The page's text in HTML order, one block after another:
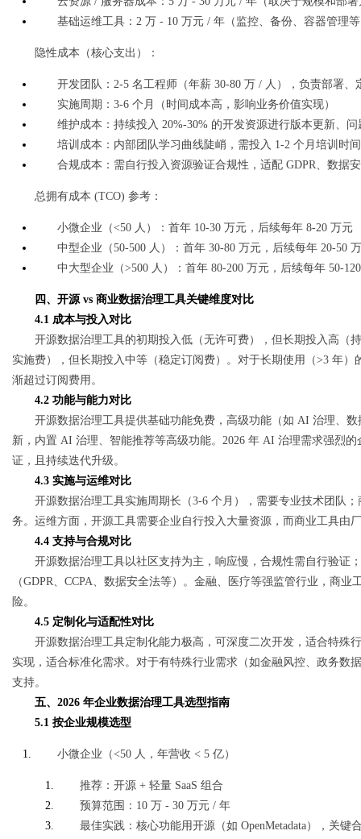
基础运维工具：2 万 - 10 万元 / 年（监控、备份、容器管理
隐性成本（核心支出）：
开发团队：2-5 名工程师（年薪 30-80 万 / 人），负责部署、
实施周期：3-6 个月（时间成本高，影响业务价值实现）
维护成本：持续投入 20%-30% 的开发资源进行版本更新、
培训成本：内部团队学习曲线陡峭，需投入 1-2 个月培训时
合规成本：需自行投入资源验证合规性，适配 GDPR、数据
总拥有成本 (TCO) 参考：
小微企业（<50 人）：首年 10-30 万元，后续每年 8-20 万元
中型企业（50-500 人）：首年 30-80 万元，后续每年 20-50
中大型企业（>500 人）：首年 80-200 万元，后续每年 50-
四、开源 vs 商业数据治理工具关键维度对比
4.1 成本与投入对比
开源数据治理工具的初期投入低（无许可费），但长期投入高（
实施费），但长期投入中等（稳定订阅费）。对于长期使用（>3 年
渐超过订阅费用。
4.2 功能与能力对比
开源数据治理工具提供基础功能免费，高级功能（如 AI 治理、
新，内置 AI 治理、智能推荐等高级功能。2026 年 AI 治理需求强烈
证，且持续迭代升级。
4.3 实施与运维对比
开源数据治理工具实施周期长（3-6 个月），需要专业技术团队
务。运维方面，开源工具需要企业自行投入大量资源，而商业工具由
4.4 支持与合规对比
开源数据治理工具以社区支持为主，响应慢，合规性需自行验证
（GDPR、CCPA、数据安全法等）。金融、医疗等强监管行业，商
险。
4.5 定制化与适配性对比
开源数据治理工具定制化能力极高，可深度二次开发，适合特殊
实现，适合标准化需求。对于有特殊行业需求（如金融风控、政务数
支持。
五、2026 年企业数据治理工具选型指南
5.1 按企业规模选型
小微企业（<50 人，年营收 < 5 亿）
推荐：开源 + 轻量 SaaS 组合
预算范围：10 万 - 30 万元 / 年
最佳实践：核心功能用开源（如 OpenMetadata），关键